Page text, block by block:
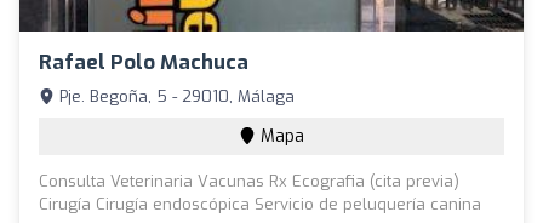
Rafael Polo Machuca
Pje. Begoña, 5 - 29010, Málaga
Mapa
Consulta Veterinaria Vacunas Rx Ecografia (cita previa)
Cirugía Cirugía endoscópica Servicio de peluquería canina